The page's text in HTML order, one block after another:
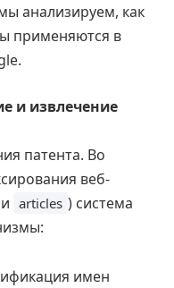
анализируем, как
применяются в
и извлечение
патента. Во
веб-
articles ) система
имен